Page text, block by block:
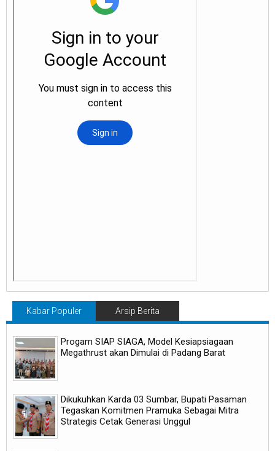
Kabar Populer Arsip Berita
Progam SIAP SIAGA, Model Kesiapsiagaan
Megathrust akan Dimulai di Padang Barat
Dikukuhkan Karda 03 Sumbar, Bupati Pasaman
Tegaskan Komitmen Pramuka Sebagai Mitra
Strategis Cetak Generasi Unggul